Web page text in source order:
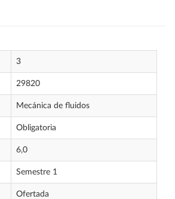
3
29820
Mecánica de fluidos
Obligatoria
6,0
Semestre 1
Ofertada